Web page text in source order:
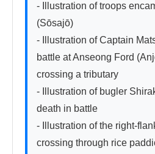
- Illustration of troops
(Sōsajō)
- Illustration of Captain
battle at Anseong Ford
crossing a tributary
- Illustration of bugler
death in battle
- Illustration of the right-
crossing through rice